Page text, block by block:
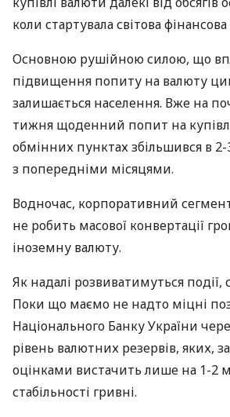
коли стартувала світова
Основною рушійною силою, що
підвищення попиту на валюту
залишається населення. Вже на
тижня щоденний попит на
обмінних пунктах збільшився в
з попередніми місяцями.
Водночас, корпоративний сегмент
не робить масової конвертації
іноземну валюту.
Як надалі розвиватимуться події,
Поки що маємо не надто міцні
Національного Банку України
рівень валютних резервів, яких,
оцінками вистачить лише на 1-2
стабільності гривні.